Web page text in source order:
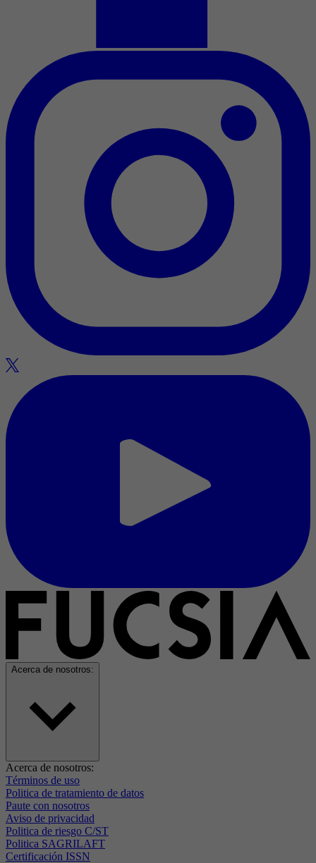
Acerca de nosotros:
Acerca de nosotros:
Términos de uso
Politica de tratamiento de datos
Paute con nosotros
Aviso de privacidad
Politica de riesgo C/ST
Politica SAGRILAFT
Certificación ISSN